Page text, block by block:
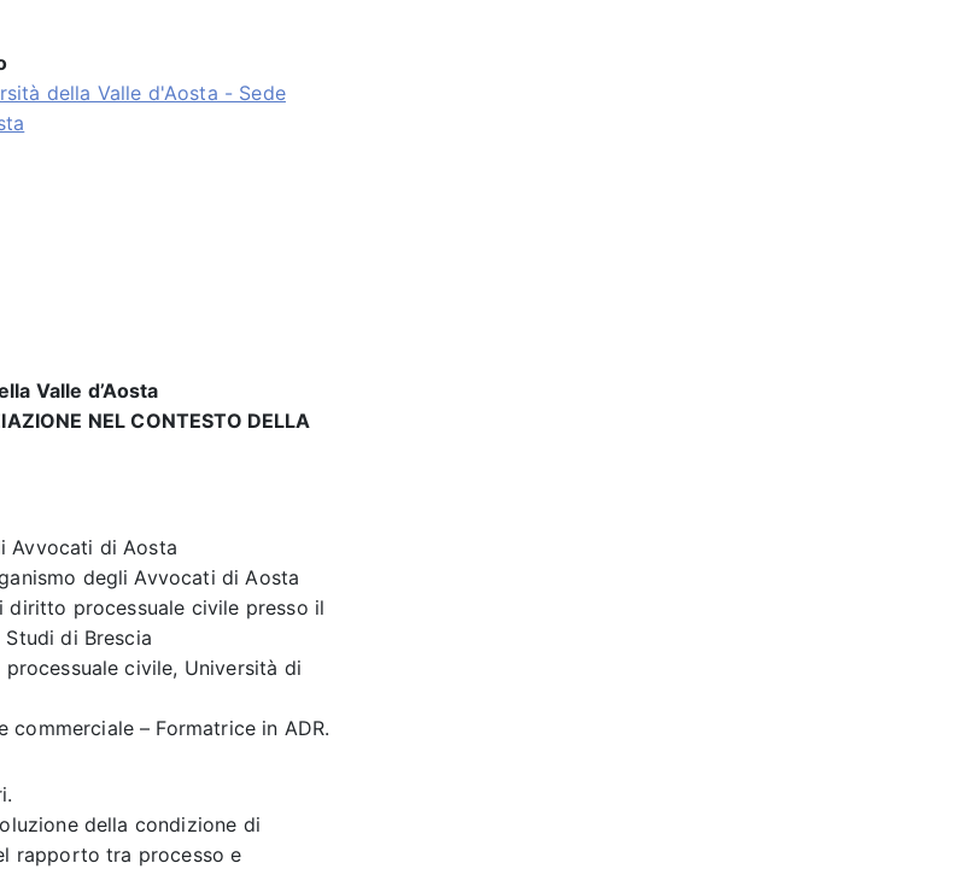
della Valle d'Aosta - Sede
Valle d’Aosta
NEL CONTESTO DELLA
Avvocati di Aosta
degli Avvocati di Aosta
diritto processuale civile presso il
di Brescia
civile, Università di
– Formatrice in ADR.
della condizione di
rapporto tra processo e